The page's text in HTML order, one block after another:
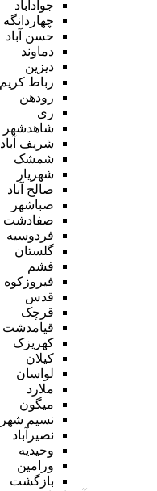
جوادآباد
چهاردانگه
حسن آباد
دماوند
دیزین
رباط کریم
رودهن
ری
شاهدشهر
شریف آباد
شمشک
شهریار
صالح آباد
صباشهر
صفادشت
فردوسیه
گلستان
فشم
فیروزکوه
قدس
قرچک
قیامدشت
کهریزک
کیلان
لواسان
ملارد
میگون
نسیم شهر
نصیرآباد
وحیدیه
ورامین
بازگشت